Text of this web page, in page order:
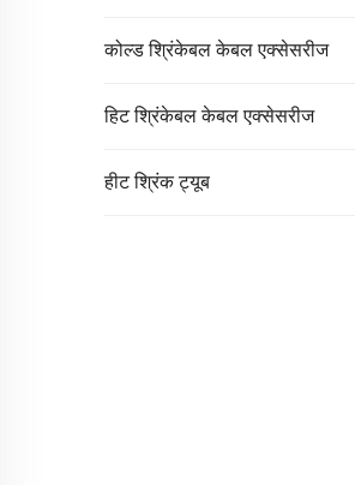
कोल्ड श्रिंकेबल केबल एक्सेसरीज
हिट श्रिंकेबल केबल एक्सेसरीज
हीट श्रिंक ट्यूब